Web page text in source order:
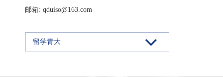
邮箱: qduiso@163.com
留学青大